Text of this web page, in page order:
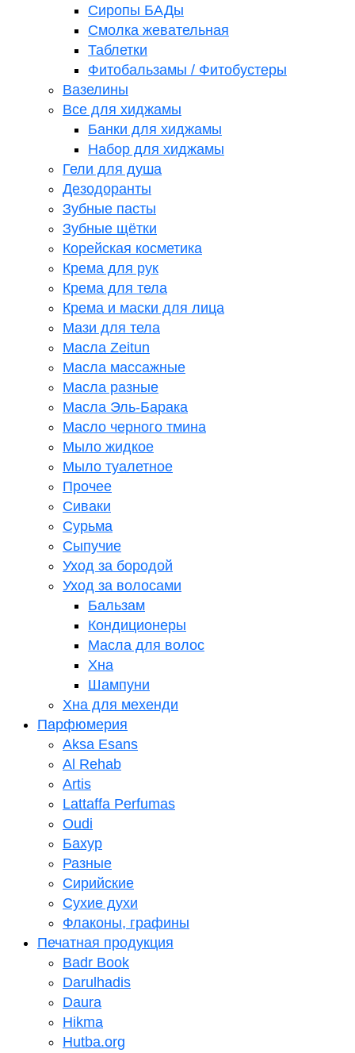
Сиропы БАДы
Смолка жевательная
Таблетки
Фитобальзамы / Фитобустеры
Вазелины
Все для хиджамы
Банки для хиджамы
Набор для хиджамы
Гели для душа
Дезодоранты
Зубные пасты
Зубные щётки
Корейская косметика
Крема для рук
Крема для тела
Крема и маски для лица
Мази для тела
Масла Zeitun
Масла массажные
Масла разные
Масла Эль-Барака
Масло черного тмина
Мыло жидкое
Мыло туалетное
Прочее
Сиваки
Сурьма
Сыпучие
Уход за бородой
Уход за волосами
Бальзам
Кондиционеры
Масла для волос
Хна
Шампуни
Хна для мехенди
Парфюмерия
Aksa Esans
Al Rehab
Artis
Lattaffa Perfumas
Oudi
Бахур
Разные
Сирийские
Сухие духи
Флаконы, графины
Печатная продукция
Badr Book
Darulhadis
Daura
Hikma
Hutba.org